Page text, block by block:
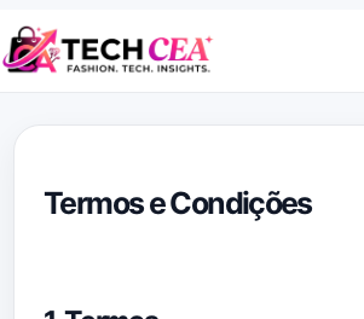
Skip to content
Termos e Condições